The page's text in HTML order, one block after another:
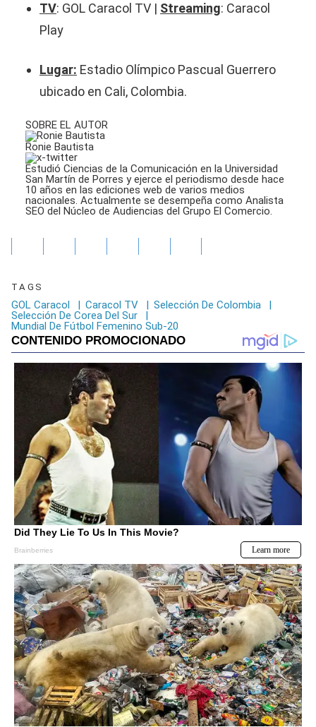
TV: GOL Caracol TV | Streaming: Caracol
Play
Lugar: Estadio Olímpico Pascual Guerrero
ubicado en Cali, Colombia.
SOBRE EL AUTOR
Ronie Bautista
Estudió Ciencias de la Comunicación en la Universidad
San Martín de Porres y ejerce el periodismo desde hace
10 años en las ediciones web de varios medios
nacionales. Actualmente se desempeña como Analista
SEO del Núcleo de Audiencias del Grupo El Comercio.
TAGS
GOL Caracol | Caracol TV | Selección De Colombia
|
Selección De Corea Del Sur
|
Mundial De Fútbol Femenino Sub-20